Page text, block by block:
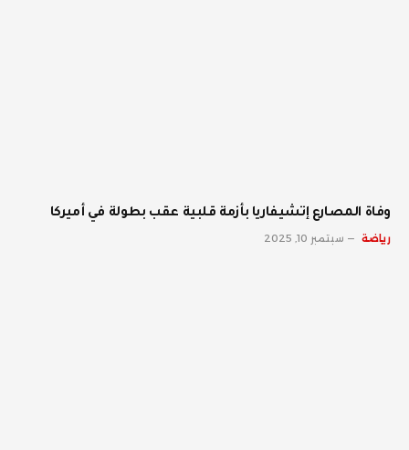
وفاة المصارع إتشيفاريا بأزمة قلبية عقب بطولة في أميركا
رياضة سبتمبر 10, 2025